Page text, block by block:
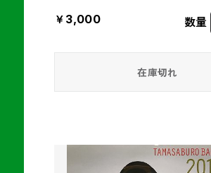
￥3,000 数量
在庫切れ